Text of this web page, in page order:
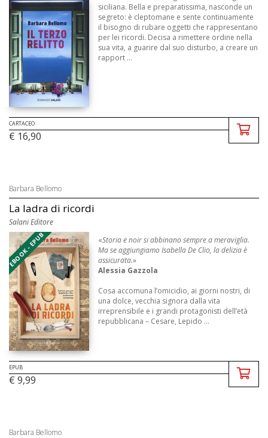
siciliana. Bella e preparatissima, nasconde un
segreto: è cleptomane e sente continuamente
il bisogno di rubare oggetti che rappresentano
per lei ricordi. Decisa a rimettere ordine nella
sua vita, a guarire dal suo disturbo, a creare un
rapport ...
CARTACEO
€ 16,90
Barbara Bellomo
La ladra di ricordi
Salani Editore
EBOOK - EPUB «Storia e noir si abbinano sempre a meraviglia.
Ma se aggiungiamo Isabella De Clio, la delizia è
assicurata.»
Alessia Gazzola
Cosa accomuna l’omicidio, ai giorni nostri, di
una dolce, vecchia signora dalla vita
irreprensibile e i grandi protagonisti dell’età
repubblicana – Cesare, Lepido ...
EPUB
€ 9,99
Barbara Bellomo